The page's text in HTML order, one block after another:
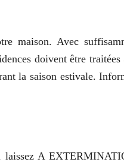
maison. Avec
doivent être
la saison estivale.
A